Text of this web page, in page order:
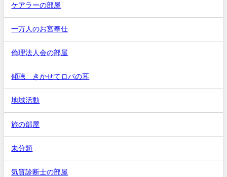
ケアラーの部屋
一万人のお宮奉仕
倫理法人会の部屋
傾聴 きかせてロバの耳
地域活動
旅の部屋
未分類
気質診断士の部屋